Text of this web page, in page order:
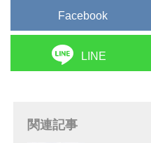
Facebook
LINE
関連記事